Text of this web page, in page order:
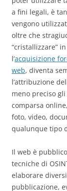
a fini legali, è
vengono
oltre che
“cristallizzare”
l’acquisizione
web, diventa
l’attribuzione
meno preciso
comparsa
foto, video,
qualunque tipo
Il web è
tecniche di
elaborare
pubblicazione,